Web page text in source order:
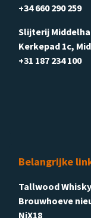
+34 660 290 259
Slijterij
Kerkepad 1c,
+31 187 234 100
Belangrijke
Tallwood Whisky
Brouwhoeve
NiX18